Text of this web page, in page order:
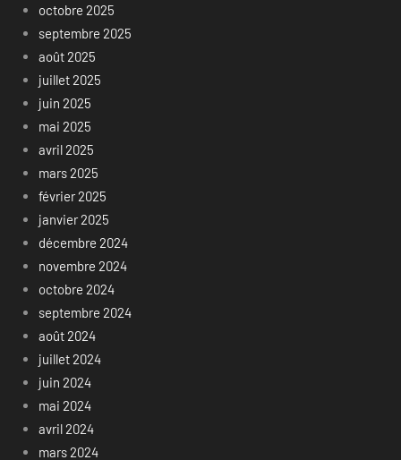
octobre 2025
septembre 2025
août 2025
juillet 2025
juin 2025
mai 2025
avril 2025
mars 2025
février 2025
janvier 2025
décembre 2024
novembre 2024
octobre 2024
septembre 2024
août 2024
juillet 2024
juin 2024
mai 2024
avril 2024
mars 2024